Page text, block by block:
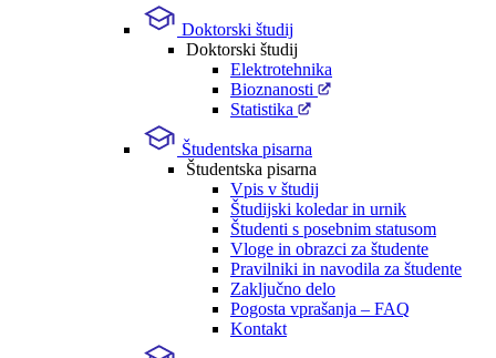
Doktorski študij
Doktorski študij
Elektrotehnika
Bioznanosti
Statistika
Študentska pisarna
Študentska pisarna
Vpis v študij
Študijski koledar in urnik
Študenti s posebnim statusom
Vloge in obrazci za študente
Pravilniki in navodila za študente
Zaključno delo
Pogosta vprašanja – FAQ
Kontakt